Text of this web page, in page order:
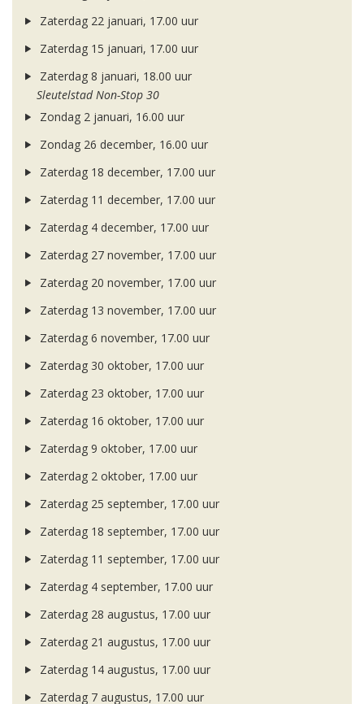
Zaterdag 22 januari, 17.00 uur
Zaterdag 15 januari, 17.00 uur
Zaterdag 8 januari, 18.00 uur
Sleutelstad Non-Stop 30
Zondag 2 januari, 16.00 uur
Zondag 26 december, 16.00 uur
Zaterdag 18 december, 17.00 uur
Zaterdag 11 december, 17.00 uur
Zaterdag 4 december, 17.00 uur
Zaterdag 27 november, 17.00 uur
Zaterdag 20 november, 17.00 uur
Zaterdag 13 november, 17.00 uur
Zaterdag 6 november, 17.00 uur
Zaterdag 30 oktober, 17.00 uur
Zaterdag 23 oktober, 17.00 uur
Zaterdag 16 oktober, 17.00 uur
Zaterdag 9 oktober, 17.00 uur
Zaterdag 2 oktober, 17.00 uur
Zaterdag 25 september, 17.00 uur
Zaterdag 18 september, 17.00 uur
Zaterdag 11 september, 17.00 uur
Zaterdag 4 september, 17.00 uur
Zaterdag 28 augustus, 17.00 uur
Zaterdag 21 augustus, 17.00 uur
Zaterdag 14 augustus, 17.00 uur
Zaterdag 7 augustus, 17.00 uur